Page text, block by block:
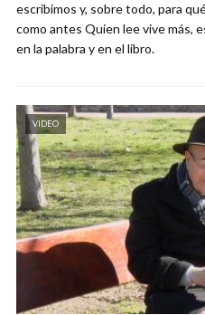
escribimos y, sobre todo, para
como antes Quien lee vive más,
en la palabra y en el libro.
VIDEO